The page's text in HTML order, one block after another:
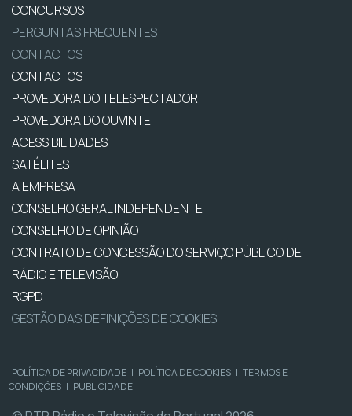
CONCURSOS
PERGUNTAS FREQUENTES
CONTACTOS
CONTACTOS
PROVEDORA DO TELESPECTADOR
PROVEDORA DO OUVINTE
ACESSIBILIDADES
SATÉLITES
A EMPRESA
CONSELHO GERAL INDEPENDENTE
CONSELHO DE OPINIÃO
CONTRATO DE CONCESSÃO DO SERVIÇO PÚBLICO DE
RÁDIO E TELEVISÃO
RGPD
GESTÃO DAS DEFINIÇÕES DE COOKIES
POLÍTICA DE PRIVACIDADE | POLÍTICA DE COOKIES | TERMOS E
CONDIÇÕES | PUBLICIDADE